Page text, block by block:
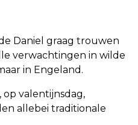
Daniel graag trouwen
verwachtingen in wilde
in Engeland.
op valentijnsdag,
allebei traditionale